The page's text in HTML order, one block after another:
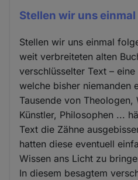
Stellen wir uns einmal
Stellen wir uns einmal
weit verbreiteten alten
verschlüsselter Text –
welche bisher niemanden
Tausende von Theologen,
Künstler, Philosophen ...
Text die Zähne
hatten diese eventuell
Wissen ans Licht zu
In diesem besagtem